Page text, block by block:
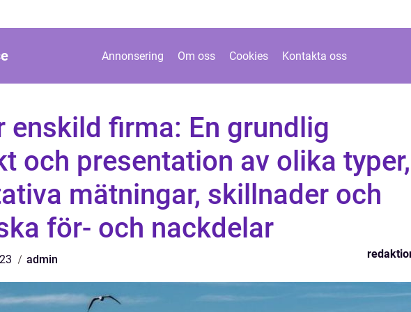
Annonsering Om oss Cookies Kontakta oss
enskild firma: En grundlig
och presentation av olika typer,
mätningar, skillnader och
för- och nackdelar
admin